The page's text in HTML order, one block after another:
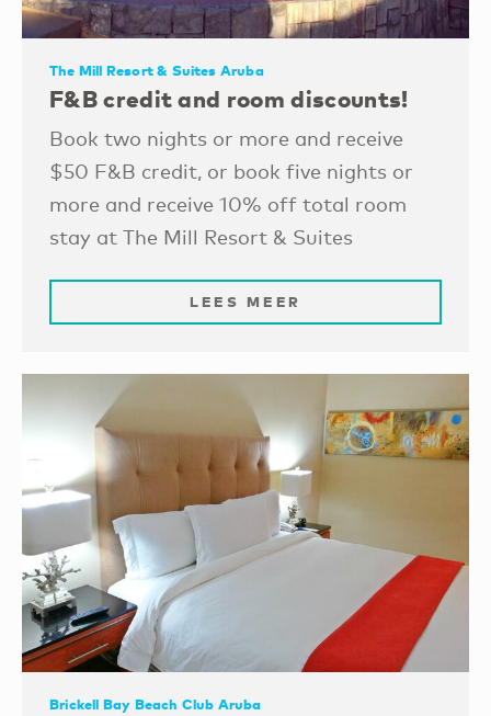
The Mill Resort & Suites Aruba
F&B credit and room discounts!
Book two nights or more and receive
$50 F&B credit, or book five nights or
more and receive 10% off total room
stay at The Mill Resort & Suites
LEES MEER
Brickell Bay Beach Club Aruba